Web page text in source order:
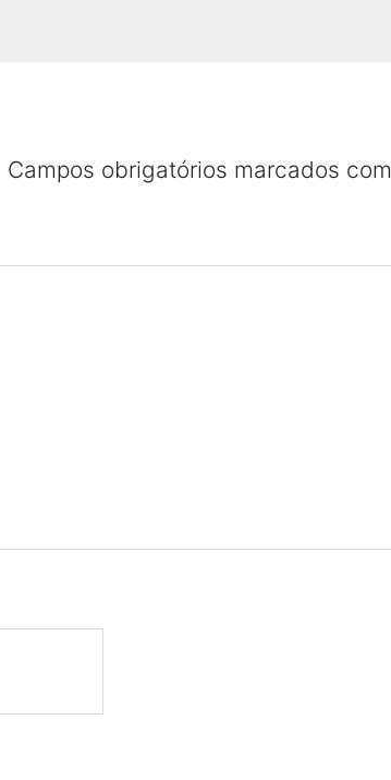
Campos obrigatórios marcados com